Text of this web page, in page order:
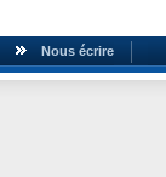
Nous écrire